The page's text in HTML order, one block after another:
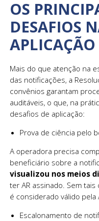
OS
DESAFIOS
Mais do que atenção na
das notificações, a
convênios garantam
auditáveis, o que, na
desafios de aplicação:
Prova de ciência pelo
A operadora precisa
beneficiário sobre a
visualizou nos meios
ter AR assinado. Sem
é considerado válido pela
Escalonamento de